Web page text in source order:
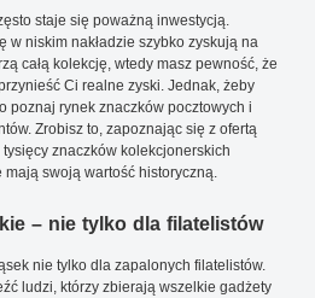
staje się poważną inwestycją.
w niskim nakładzie szybko zyskują na
całą kolekcję, wtedy masz pewność, że
Ci realne zyski. Jednak, żeby
poznaj rynek znaczków pocztowych i
Zrobisz to, zapoznając się z ofertą
znaczków kolekcjonerskich
swoją wartość historyczną.
– nie tylko dla filatelistów
nie tylko dla zapalonych filatelistów.
ludzi, którzy zbierają wszelkie gadżety